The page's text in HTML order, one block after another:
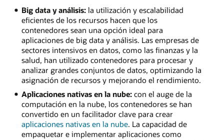
Big data y análisis:la utilización y escalabilidad
eficientes de los recursos hacen que los
contenedores sean una opción ideal para
aplicaciones de big data y análisis. Las empresas de
sectores intensivos en datos, como las finanzas y la
salud, han utilizado contenedores para procesar y
analizar grandes conjuntos de datos, optimizando la
asignación de recursos y mejorando el rendimiento.
Aplicaciones nativas en la nube:con el auge de la
computación en la nube, los contenedores se han
convertido en un facilitador clave para crear
aplicaciones nativas en la nube. La capacidad de
empaquetar e implementar aplicaciones como